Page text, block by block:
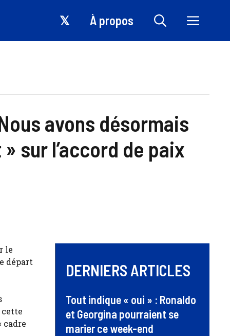
𝕏 À propos
avons désormais
sur l’accord de paix
le
départ
cette
cadre
DERNIERS ARTICLES
Tout indique « oui » : Ronaldo
et Georgina pourraient se
marier ce week-end